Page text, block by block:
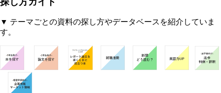
送
ペ
ジ
▼ テーマごとの資料の探し方やデータベースを紹介していま
す。